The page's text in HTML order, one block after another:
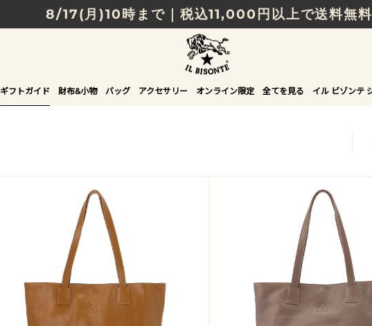
8/17(月)10時まで｜税込11,000円以上で送料無料
贈る相手やシーンから選べる、新しいギフトガイド
NEW IN｜COLOR LEATHER
ギフトガイド 財布&小物 バッグ アクセサリー オンライン限定 全てを見る イル ビゾンテ